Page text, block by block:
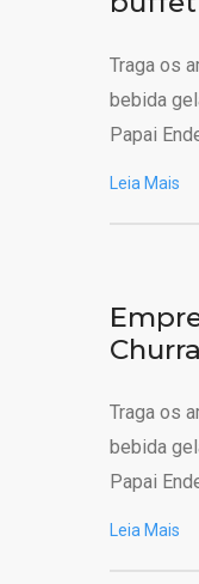
Traga os
bebida
Papai
Leia Mais
Traga os
bebida
Papai
Leia Mais